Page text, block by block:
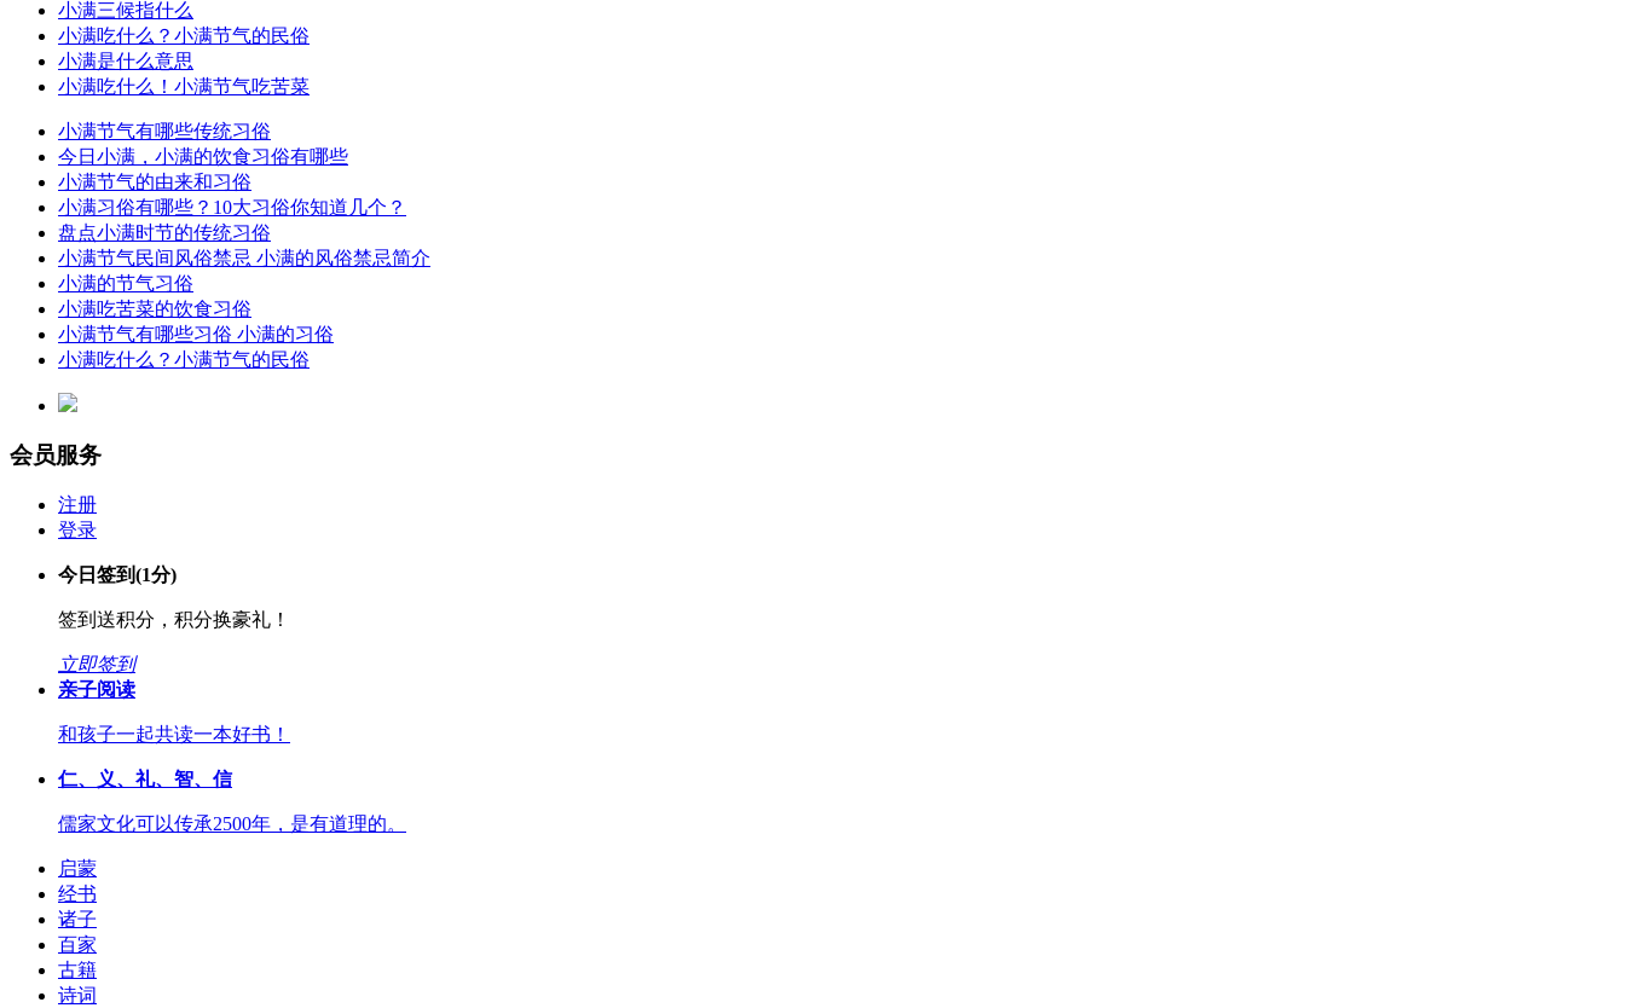
小满三候指什么
小满吃什么？小满节气的民俗
小满是什么意思
小满吃什么！小满节气吃苦菜
小满节气有哪些传统习俗
今日小满，小满的饮食习俗有哪些
小满节气的由来和习俗
小满习俗有哪些？10大习俗你知道几个？
盘点小满时节的传统习俗
小满节气民间风俗禁忌 小满的风俗禁忌简介
小满的节气习俗
小满吃苦菜的饮食习俗
小满节气有哪些习俗 小满的习俗
小满吃什么？小满节气的民俗
会员服务
注册
登录
今日签到(1分)
签到送积分，积分换豪礼！
立即签到
亲子阅读
和孩子一起共读一本好书！
仁、义、礼、智、信
儒家文化可以传承2500年，是有道理的。
启蒙
经书
诸子
百家
古籍
诗词